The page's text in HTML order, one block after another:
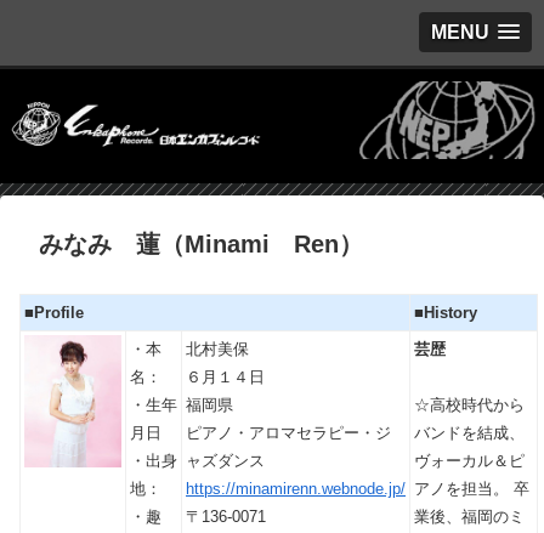
MENU
みなみ 蓮（Minami Ren）
■Profile
■History
・本
名：
・生年
月日
・出身
地：
・趣
北村美保
６月１４日
福岡県
ピアノ・アロマセラピー・ジ
ャズダンス
https://minamirenn.webnode.jp/
〒136-0071
芸歴
☆高校時代から
バンドを結成、
ヴォーカル＆ピ
アノを担当。 卒
業後、福岡のミ